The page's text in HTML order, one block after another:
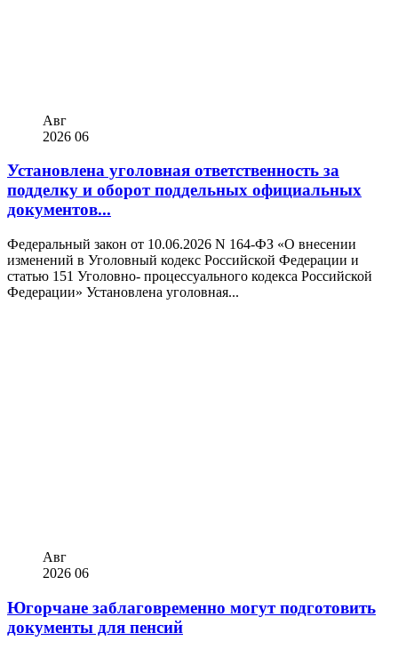
Авг
2026 06
Установлена уголовная ответственность за
подделку и оборот поддельных официальных
документов...
Федеральный закон от 10.06.2026 N 164-ФЗ «О внесении
изменений в Уголовный кодекс Российской Федерации и
статью 151 Уголовно- процессуального кодекса Российской
Федерации» Установлена уголовная...
Авг
2026 06
Югорчане заблаговременно могут подготовить
документы для пенсий